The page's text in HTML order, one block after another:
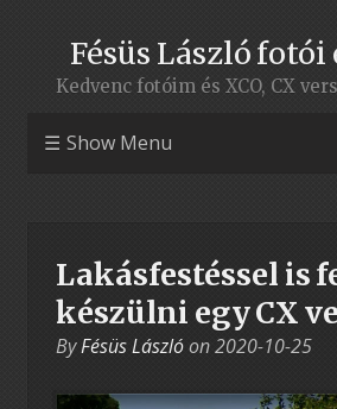
Fésüs László fotói
Kedvenc fotóim és XCO, CX
Show Menu
Lakásfestéssel is
készülni egy CX
ByFésüs Lászlóon2020-10-25